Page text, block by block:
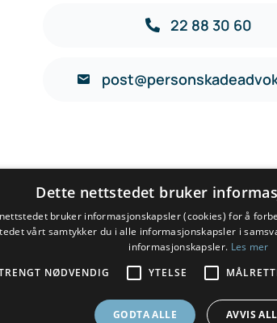
22 88 30 60
erstatning etter personskade,
Dette nettstedet bruker
bruker informasjonskapsler (cookies) for å
vårt samtykker du i alle informasjonskapsler i
informasjonskapsler. Les mer
NØDVENDIG
YTELSE
GODTA ALLE AVVIS